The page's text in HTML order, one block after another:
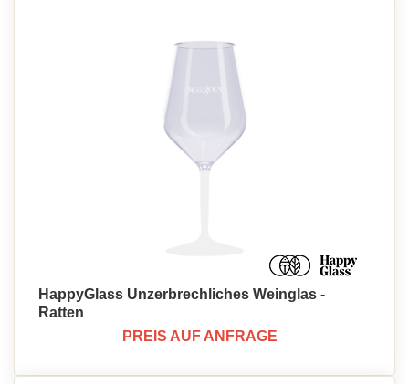
HappyGlass Unzerbrechliches Weinglas -
Ratten
PREIS AUF ANFRAGE